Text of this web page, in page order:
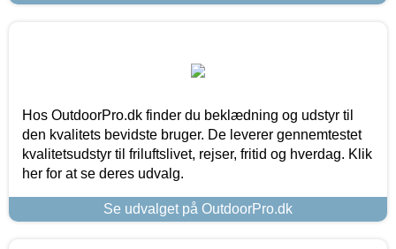
Hos OutdoorPro.dk finder du beklædning og udstyr til
den kvalitets bevidste bruger. De leverer gennemtestet
kvalitetsudstyr til friluftslivet, rejser, fritid og hverdag. Klik
her for at se deres udvalg.
Se udvalget på OutdoorPro.dk